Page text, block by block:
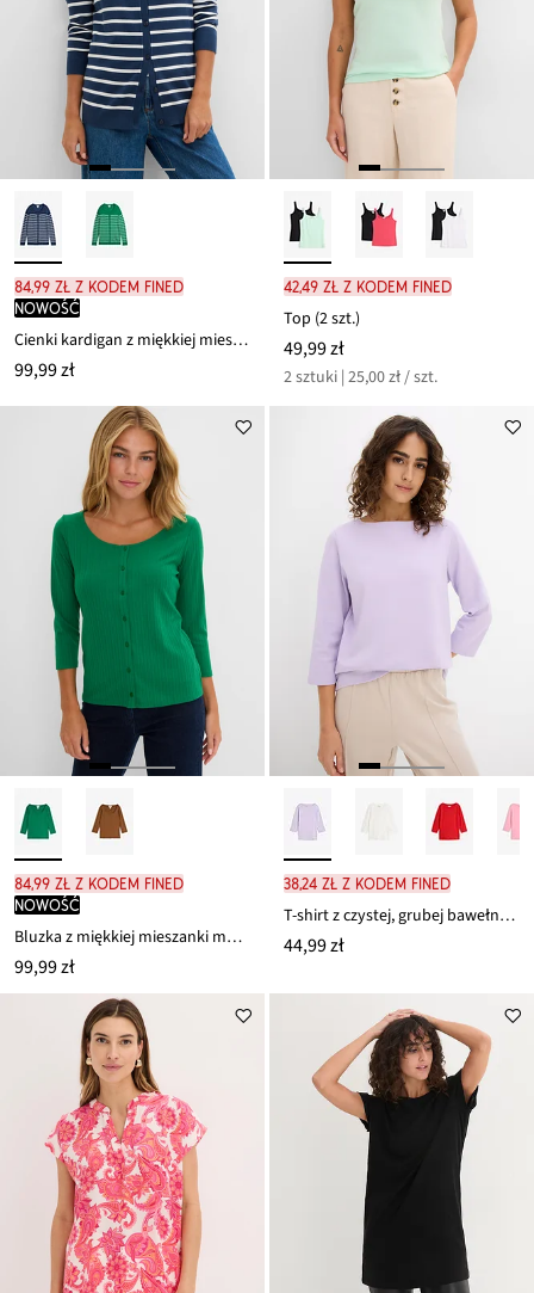
84,99 zł z kodem FINED
nowość
Cienki kardigan z miękkiej mieszanki wiskozy
99,99 zł
42,49 zł z kodem FINED
Top (2 szt.)
49,99 zł
2 sztuki | 25,00 zł / szt.
84,99 zł z kodem FINED
nowość
Bluzka z miękkiej mieszanki modalu
99,99 zł
38,24 zł z kodem FINED
T-shirt z czystej, grubej bawełny organicznej
44,99 zł